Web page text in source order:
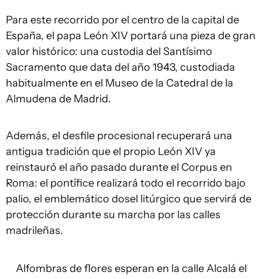
Para este recorrido por el centro de la capital de
España, el papa León XIV portará una pieza de gran
valor histórico: una custodia del Santísimo
Sacramento que data del año 1943, custodiada
habitualmente en el Museo de la Catedral de la
Almudena de Madrid.
Además, el desfile procesional recuperará una
antigua tradición que el propio León XIV ya
reinstauró el año pasado durante el Corpus en
Roma: el pontífice realizará todo el recorrido bajo
palio, el emblemático dosel litúrgico que servirá de
protección durante su marcha por las calles
madrileñas.
Alfombras de flores esperan en la calle Alcalá el